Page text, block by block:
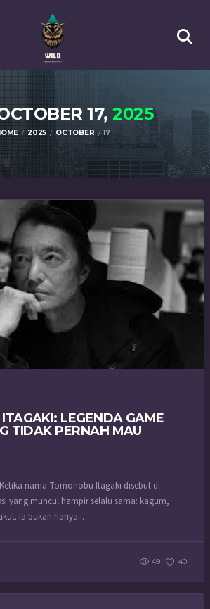
17,2025
2025 OCTOBER 17
LEGENDA GAME
TIDAK PERNAH MAU
nama Tomonobu Itagaki disebut di
yang muncul hampir selalu sama: kagum,
Ia bukan hanya...
49 40